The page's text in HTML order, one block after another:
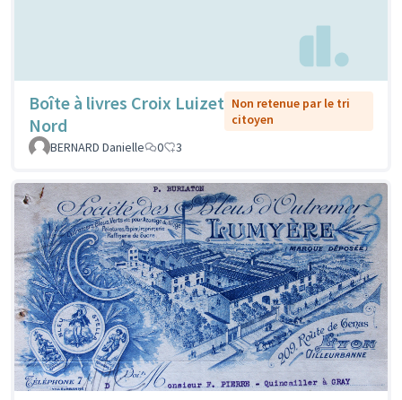
Boîte à livres Croix Luizet
Nord
Non retenue par le tri
citoyen
BERNARD Danielle
0 3